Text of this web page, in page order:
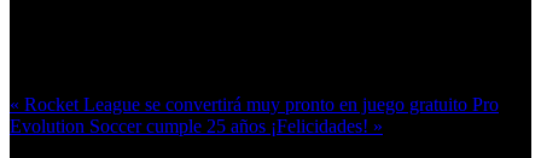
« Rocket League se convertirá muy pronto en juego gratuito Pro
Evolution Soccer cumple 25 años ¡Felicidades! »